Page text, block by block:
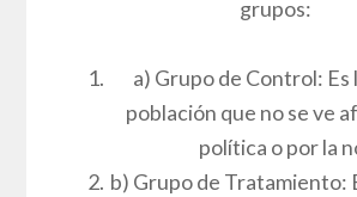
grupos:
a) Grupo de Control: Es
población que no se ve
política o por la
b) Grupo de Tratamiento: